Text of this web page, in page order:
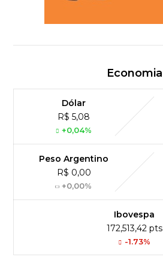
Economia
Dólar
R$ 5,08
+0,04%
Peso Argentino
R$ 0,00
+0,00%
Ibovespa
172,513,42 pts
-1.73%